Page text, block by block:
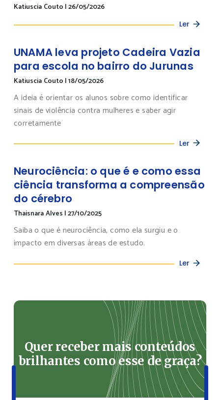
Katiuscia Couto |26/05/2026
Ler
UNAMA leva projeto Cadeira Vazia
para escola no bairro do Jurunas
Katiuscia Couto |18/05/2026
A ideia é orientar os alunos sobre como identificar
sinais de violência contra mulheres e saber agir
corretamente
Ler
Neurociência: o que é e como essa
ciência transforma a compreensão
do cérebro
Thaisnara Alves |27/10/2025
Saiba o que é neurociência, como ela surgiu e o
impacto em diversas áreas de estudo.
Ler
Quer receber mais conteúdos
brilhantes como esse de graça?